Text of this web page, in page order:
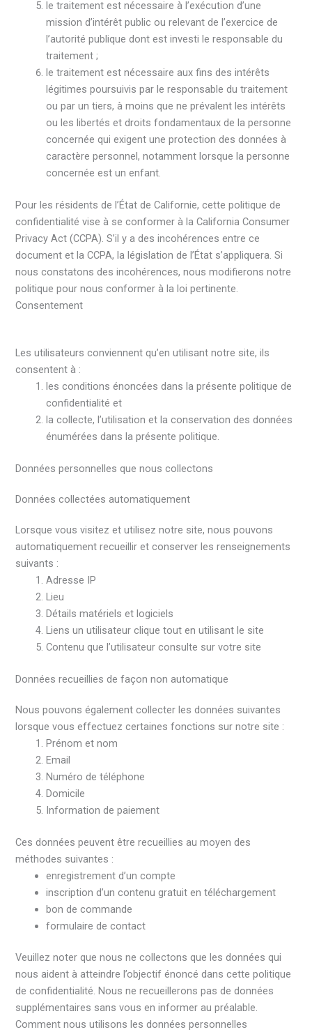
le traitement est nécessaire à l’exécution d’une
mission d’intérêt public ou relevant de l’exercice de
l’autorité publique dont est investi le responsable du
traitement ;
le traitement est nécessaire aux fins des intérêts
légitimes poursuivis par le responsable du traitement
ou par un tiers, à moins que ne prévalent les intérêts
ou les libertés et droits fondamentaux de la personne
concernée qui exigent une protection des données à
caractère personnel, notamment lorsque la personne
concernée est un enfant.
Pour les résidents de l’État de Californie, cette politique de
confidentialité vise à se conformer à la California Consumer
Privacy Act (CCPA). S’il y a des incohérences entre ce
document et la CCPA, la législation de l’État s’appliquera. Si
nous constatons des incohérences, nous modifierons notre
politique pour nous conformer à la loi pertinente.
Consentement
Les utilisateurs conviennent qu’en utilisant notre site, ils
consentent à :
les conditions énoncées dans la présente politique de
confidentialité et
la collecte, l’utilisation et la conservation des données
énumérées dans la présente politique.
Données personnelles que nous collectons
Données collectées automatiquement
Lorsque vous visitez et utilisez notre site, nous pouvons
automatiquement recueillir et conserver les renseignements
suivants :
Adresse IP
Lieu
Détails matériels et logiciels
Liens un utilisateur clique tout en utilisant le site
Contenu que l’utilisateur consulte sur votre site
Données recueillies de façon non automatique
Nous pouvons également collecter les données suivantes
lorsque vous effectuez certaines fonctions sur notre site :
Prénom et nom
Email
Numéro de téléphone
Domicile
Information de paiement
Ces données peuvent être recueillies au moyen des
méthodes suivantes :
enregistrement d’un compte
inscription d’un contenu gratuit en téléchargement
bon de commande
formulaire de contact
Veuillez noter que nous ne collectons que les données qui
nous aident à atteindre l’objectif énoncé dans cette politique
de confidentialité. Nous ne recueillerons pas de données
supplémentaires sans vous en informer au préalable.
Comment nous utilisons les données personnelles